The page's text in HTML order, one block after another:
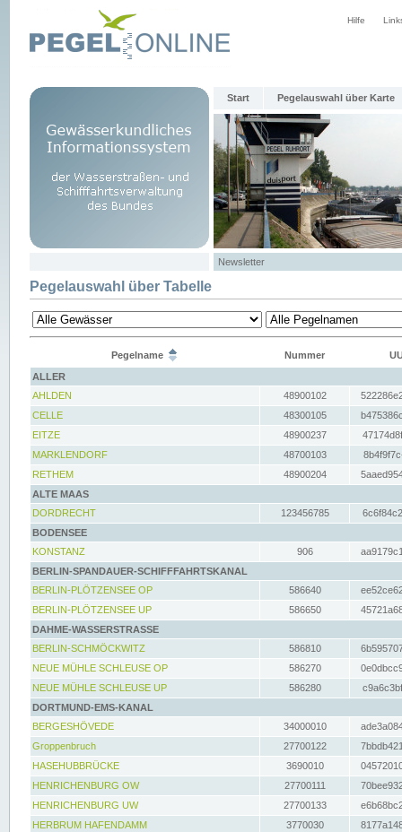
Hilfe
Start Pegelauswahl über Karte
Newsletter
Pegelauswahl über Tabelle
Pegelname Nummer
ALLER
AHLDEN
48900102
CELLE
48300105
EITZE
48900237
MARKLENDORF
48700103
RETHEM
48900204
ALTE MAAS
DORDRECHT
123456785
BODENSEE
KONSTANZ
906
BERLIN-SPANDAUER-SCHIFFFAHRTSKANAL
BERLIN-PLÖTZENSEE OP
586640
BERLIN-PLÖTZENSEE UP
586650
DAHME-WASSERSTRASSE
BERLIN-SCHMÖCKWITZ
586810
NEUE MÜHLE SCHLEUSE OP
586270
NEUE MÜHLE SCHLEUSE UP
586280
DORTMUND-EMS-KANAL
BERGESHÖVEDE
34000010
Groppenbruch
27700122
HASEHUBBRÜCKE
3690010
HENRICHENBURG OW
27700111
HENRICHENBURG UW
27700133
HERBRUM HAFENDAMM
3770030